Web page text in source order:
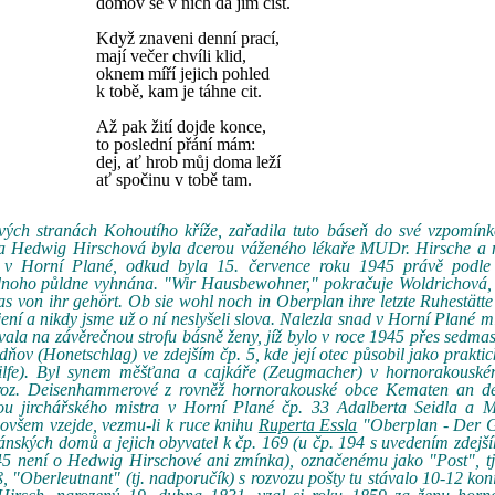
Když znaveni denní prací,
mají večer chvíli klid,
oknem míří jejich pohled
k tobě, kam je táhne cit.
Až pak žití dojde konce,
to poslední přání mám:
dej, ať hrob můj doma leží
ať spočinu v tobě tam.
stranách Kohoutího kříže, zařadila tuto báseň do své
Hirschová byla dcerou váženého lékaře MUDr. Hirsche a
Horní Plané, odkud byla 15. července roku 1945 právě podle
půldne vyhnána. "Wir Hausbewohner," pokračuje
von ihr gehört. Ob sie wohl noch in Oberplan ihre letzte
a nikdy jsme už o ní neslyšeli slova. Nalezla snad v Horní Plané
na závěrečnou strofu básně ženy, jíž bylo v roce 1945 přes
(Honetschlag) ve zdejším čp. 5, kde její otec působil jako
Byl synem měšťana a cajkáře (Zeugmacher) v
Deisenhammerové z rovněž hornorakouské obce Kematen an
jirchářského mistra v Horní Plané čp. 33 Adalberta Seidla a
vzejde, vezmu-li k ruce knihu Ruperta Essla "Oberplan - Der
domů a jejich obyvatel k čp. 169 (u čp. 194 s uvedením
není o Hedwig Hirschové ani zmínka), označenému jako "Post",
"Oberleutnant" (tj. nadporučík) s rozvozu pošty tu stávalo 10-12